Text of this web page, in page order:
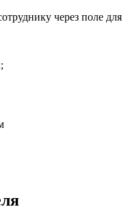
через поле для